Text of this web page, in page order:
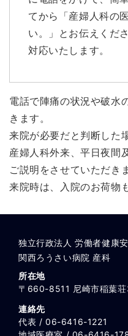
てから「産婦人科の
い。」とお伝えくだ
対応いたします。
電話で陣痛の状況や破水
きます。
来院が必要だと判断した
産婦人科外来、平日夜間
ご説明をさせていただき
来院時は、入院のお荷物
独立行政法人 労働者健康
関西ろうさい病院 産科
所在地
〒660-8511 尼崎市稲葉
連絡先
代表 / 06-6416-1221